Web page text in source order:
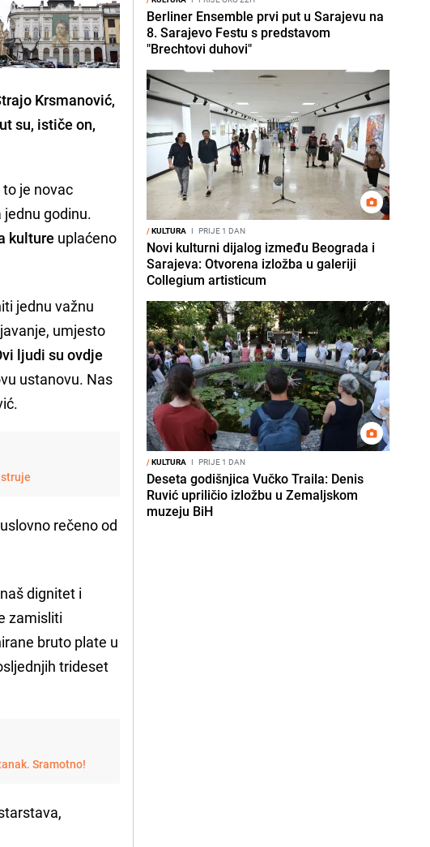
Krsmanović,
su, ističe on,
je novac
godinu.
kulture uplaćeno
jednu važnu
umjesto
ljudi su ovdje
ustanovu. Nas
rečeno od
dignitet i
zamisliti
bruto plate u
trideset
Sramotno!
Berliner Ensemble prvi put u Sarajevu na
8. Sarajevo Festu s predstavom
"Brechtovi duhovi"
/KULTURA I PRIJE 1 DAN
Novi kulturni dijalog između Beograda i
Sarajeva: Otvorena izložba u galeriji
Collegium artisticum
/KULTURA I PRIJE 1 DAN
Deseta godišnjica Vučko Traila: Denis
Ruvić upriličio izložbu u Zemaljskom
muzeju BiH